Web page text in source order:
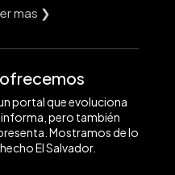
mas ❯
portal que evoluciona
pero también
Mostramos de lo
El Salvador.